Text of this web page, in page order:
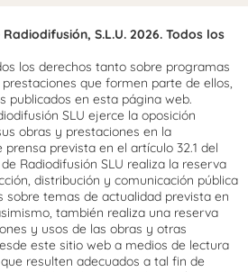
S.L.U. 2026. Todos los
los derechos tanto sobre programas
que formen parte de ellos,
publicados en esta página web.
SLU ejerce la oposición
obras y prestaciones en la
prevista en el artículo 32.1 del
Radiodifusión SLU realiza la reserva
distribución y comunicación pública
sobre temas de actualidad prevista en
también realiza una reserva
y usos de las obras y otras
este sitio web a medios de lectura
resulten adecuados a tal fin de